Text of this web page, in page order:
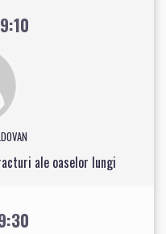
ale oaselor lungi